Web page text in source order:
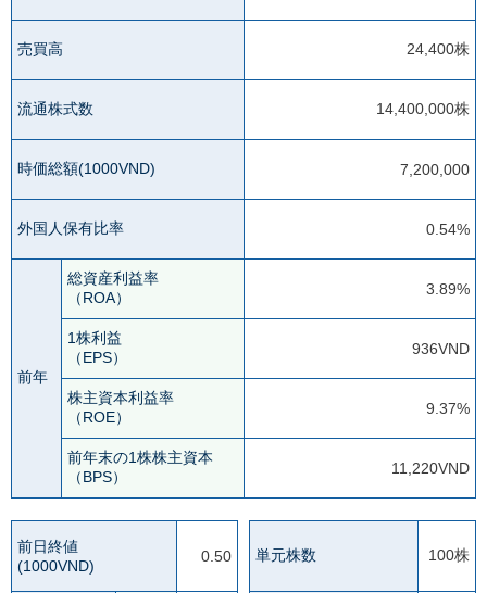
売買高 24,400株
流通株式数 14,400,000株
時価総額(1000VND) 7,200,000
外国人保有比率 0.54%
前年
総資産利益率
（ROA）
3.89%
1株利益
（EPS）
936VND
株主資本利益率
（ROE）
9.37%
前年末の1株株主資本
（BPS）
11,220VND
前日終値
(1000VND)
0.50 単元株数 100株